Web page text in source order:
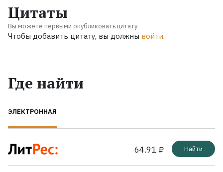
Цитаты
Вы можете первыми опубликовать цитату
Чтобы добавить цитату, вы должны войти.
Где найти
ЭЛЕКТРОННАЯ
64.91 ₽ Найти